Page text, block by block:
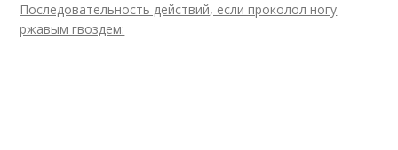
Последовательность действий, если проколол ногу
ржавым гвоздем: